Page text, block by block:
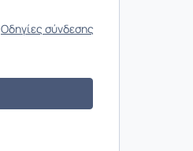
Οδηγίες σύνδεσης